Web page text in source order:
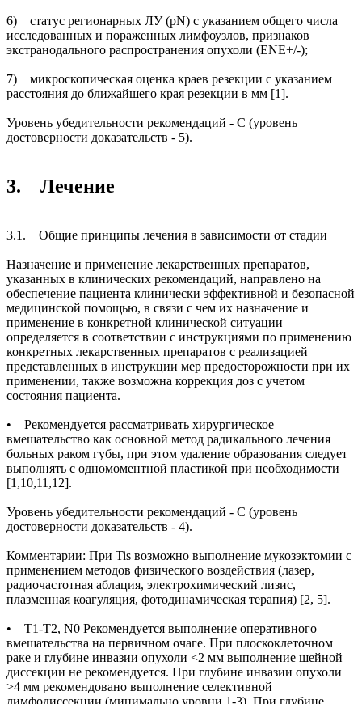
6) статус регионарных ЛУ (pN) с указанием общего числа
исследованных и пораженных лимфоузлов, признаков
экстранодального распространения опухоли (ENE+/-);
7) микроскопическая оценка краев резекции с указанием
расстояния до ближайшего края резекции в мм [1].
Уровень убедительности рекомендаций - С (уровень
достоверности доказательств - 5).
3. Лечение
3.1. Общие принципы лечения в зависимости от стадии
Назначение и применение лекарственных препаратов,
указанных в клинических рекомендаций, направлено на
обеспечение пациента клинически эффективной и безопасной
медицинской помощью, в связи с чем их назначение и
применение в конкретной клинической ситуации
определяется в соответствии с инструкциями по применению
конкретных лекарственных препаратов с реализацией
представленных в инструкции мер предосторожности при их
применении, также возможна коррекция доз с учетом
состояния пациента.
• Рекомендуется рассматривать хирургическое
вмешательство как основной метод радикального лечения
больных раком губы, при этом удаление образования следует
выполнять с одномоментной пластикой при необходимости
[1,10,11,12].
Уровень убедительности рекомендаций - С (уровень
достоверности доказательств - 4).
Комментарии: При Tis возможно выполнение мукозэктомии с
применением методов физического воздействия (лазер,
радиочастотная аблация, электрохимический лизис,
плазменная коагуляция, фотодинамическая терапия) [2, 5].
• Т1-Т2, N0 Рекомендуется выполнение оперативного
вмешательства на первичном очаге. При плоскоклеточном
раке и глубине инвазии опухоли <2 мм выполнение шейной
диссекции не рекомендуется. При глубине инвазии опухоли
>4 мм рекомендовано выполнение селективной